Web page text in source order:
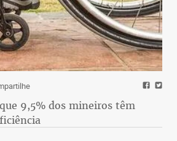
9,5% dos mineiros têm